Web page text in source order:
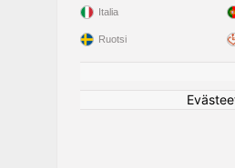
Italia
Ruotsi